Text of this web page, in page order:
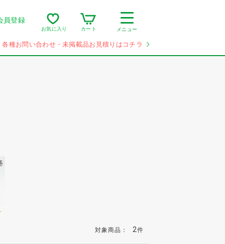
員登録
お気に入り カート メニュー
各種お問い合わせ・未掲載品お見積りはコチラ
対象商品： 2件